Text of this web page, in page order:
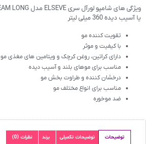
یا آسیب دیده 360 میلی لیتر
تقویت کننده مو
با کیفیت و موثر
دارای کراتین، روغن کرچک و ویتامین های مغذی مو
مناسب برای موهای بلند و آسیب دیده
درخشان کننده و طراوت بخش مو
مناسب برای انواع مختلف مو
ضد موخوره
توضیحات توضیحات تکمیلی برند نظرات (0)